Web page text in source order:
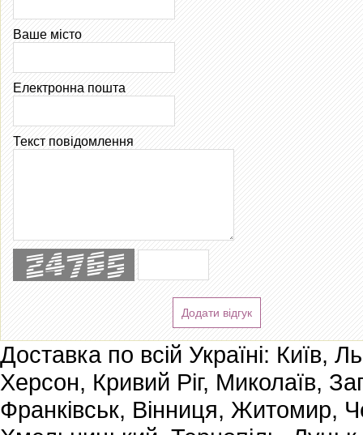
Ваше місто
Електронна пошта
Текст повідомлення
Додати відгук
Доставка по всій Україні: Київ,
Херсон, Кривий Ріг, Миколаїв,
Франківськ, Вінниця, Житомир,